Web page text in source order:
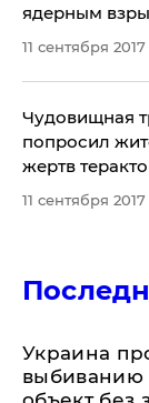
ядерным
11 сентября 2017
Чудовищная
попросил
жертв
11 сентября 2017
Украина